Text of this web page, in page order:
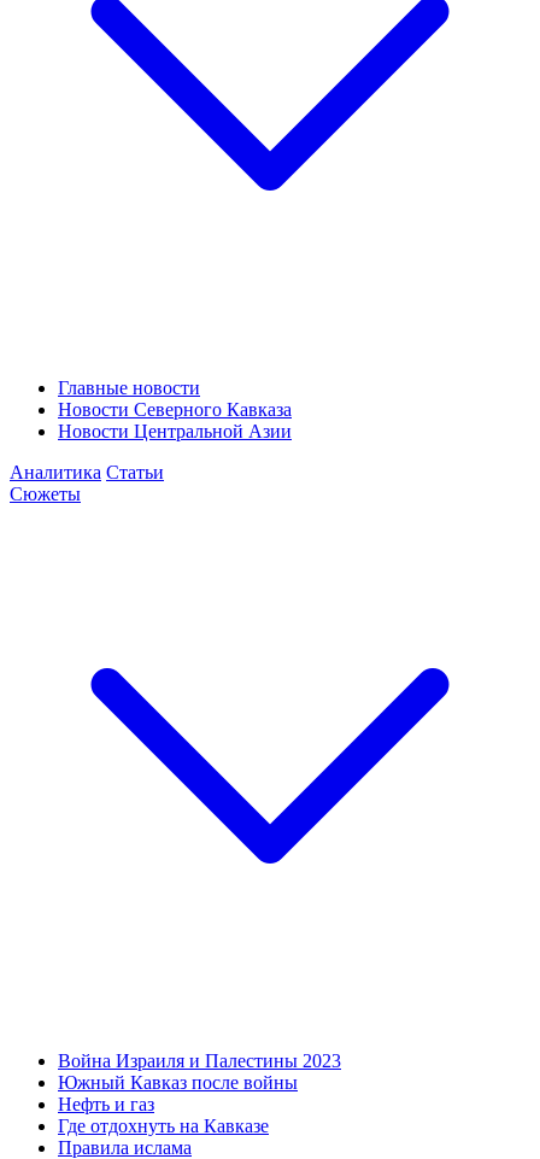
Главные новости
Новости Северного Кавказа
Новости Центральной Азии
Аналитика Статьи
Сюжеты
Война Израиля и Палестины 2023
Южный Кавказ после войны
Нефть и газ
Где отдохнуть на Кавказе
Правила ислама